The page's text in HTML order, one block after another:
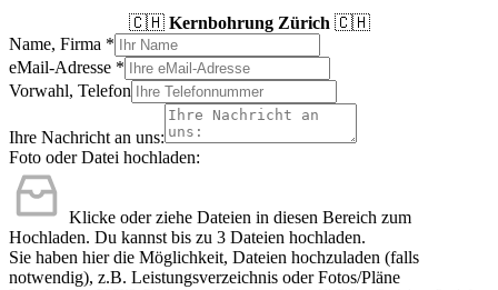
🇨🇭 Kernbohrung Zürich 🇨🇭
Name, Firma *
eMail-Adresse *
Vorwahl, Telefon
Ihre Nachricht an uns:
Foto oder Datei hochladen:
Klicke oder ziehe Dateien in diesen Bereich zum
Hochladen. Du kannst bis zu 3 Dateien hochladen.
Sie haben hier die Möglichkeit, Dateien hochzuladen (falls
notwendig), z.B. Leistungsverzeichnis oder Fotos/Pläne